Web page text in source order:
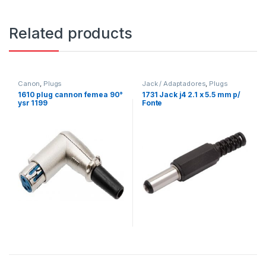
Related products
Canon, Plugs
1610 plug cannon femea 90°
ysr 1199
Jack / Adaptadores, Plugs
1731 Jack j4 2.1 x 5.5 mm p/
Fonte